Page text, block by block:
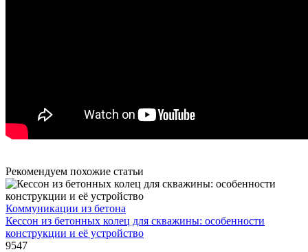
Рекомендуем похожие статьи
Коммуникации из бетона
Кессон из бетонных колец для скважины: особенности
конструкции и её устройство
9547